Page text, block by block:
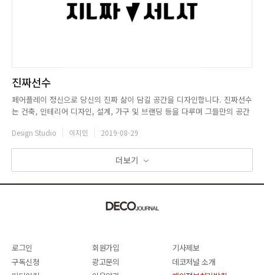
진짜선수
페어플레이 정신으로 당신의 진짜 삶이 담길 공간을 디자인합니다. 진짜선수
는 건축, 인테리어 디자인, 설계, 가구 및 브랜딩 등을 다루며 그들만의 공간
www.jjssbros.comCONTACT: pla2er.lee@gmail.comINSTARGRAM:
@jjssbros_record ...
Design Studio 이지민 2019-08-29
더보기
로그인 회원가입
기사제보
구독신청
광고문의
데코저널 소개